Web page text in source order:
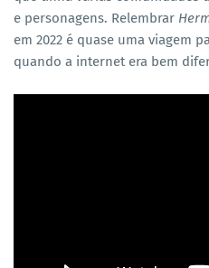
e personagens. Relembrar
em 2022 é quase uma viagem
quando a internet era bem